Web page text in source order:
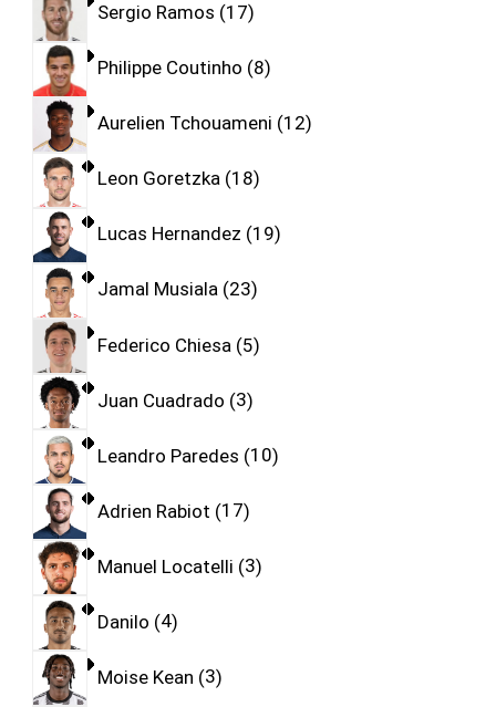
Sergio Ramos 17
Philippe Coutinho 8
Aurelien Tchouameni 12
Leon Goretzka 18
Lucas Hernandez 19
Jamal Musiala 23
Federico Chiesa 5
Juan Cuadrado 3
Leandro Paredes 10
Adrien Rabiot 17
Manuel Locatelli 3
Danilo 4
Moise Kean 3